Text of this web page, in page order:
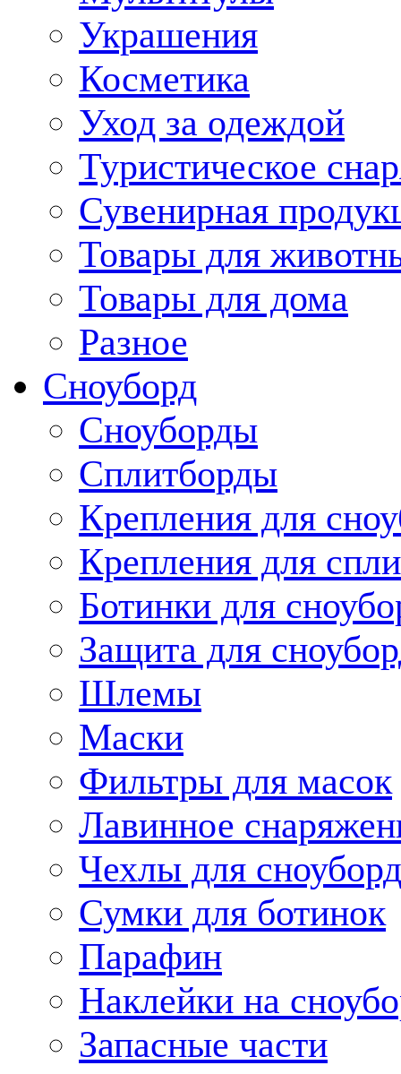
Украшения
Косметика
Уход за одеждой
Туристическое
Сувенирная
Товары для
Товары для дома
Разное
Сноуборд
Сноуборды
Сплитборды
Крепления для
Крепления для
Ботинки для
Защита для
Шлемы
Маски
Фильтры для масок
Лавинное
Чехлы для
Сумки для ботинок
Парафин
Наклейки на
Запасные части